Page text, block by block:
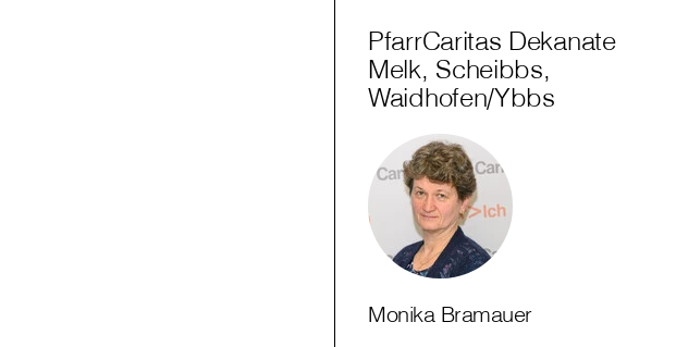
PfarrCaritas Dekanate
Melk, Scheibbs,
Waidhofen/Ybbs
Monika Bramauer